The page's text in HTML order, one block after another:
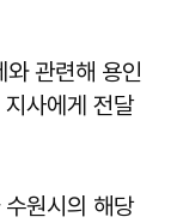
관련해 용인
사에게 전달
원시의 해당